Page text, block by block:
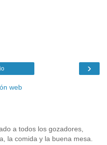
›
web
a todos los gozadores,
la comida y la buena mesa.